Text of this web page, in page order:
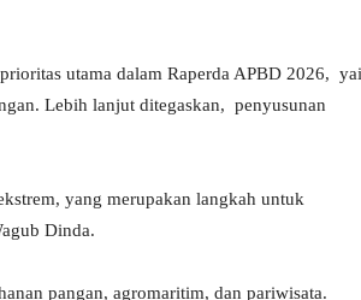
utama dalam Raperda APBD 2026,
Lebih lanjut ditegaskan, penyusunan
yang merupakan langkah untuk
Dinda.
pangan, agromaritim, dan pariwisata.